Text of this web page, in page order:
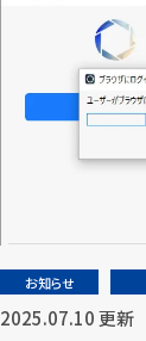
お知らせ
2025.07.10 更新